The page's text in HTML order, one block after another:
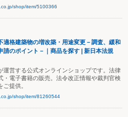
shop/item/5100366
適格建築物の増改築・用途変更－調査、緩和
請のポイント－｜商品を探す | 新日本法規
運営する公式オンラインショップです。法律
・電子書籍の販売。法令改正情報や裁判官検
提供。
shop/item/81260544